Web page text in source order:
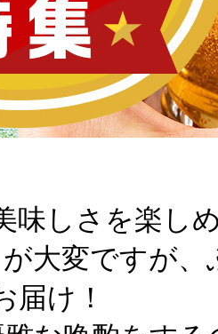
しさを楽しめ
大変ですが
届け！